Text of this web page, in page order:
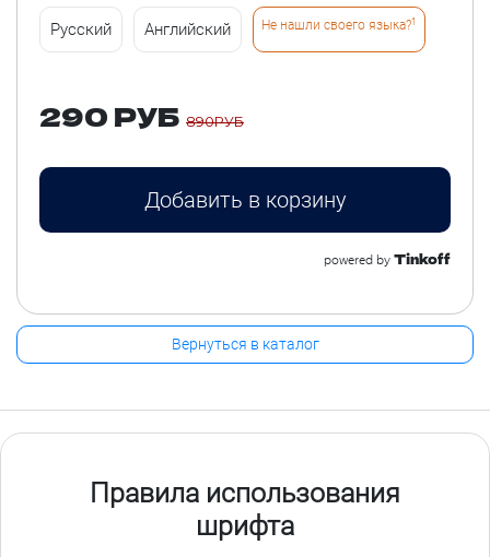
Русский Английский Не нашли своего языка?1
290 РУБ 890РУБ
Добавить в корзину
powered by Tinkoff
Вернуться в каталог
Правила использования
шрифта